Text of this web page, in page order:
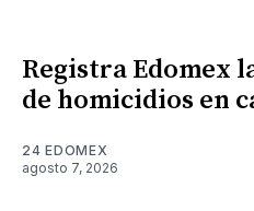
Registra Edomex
de homicidios en
24 EDOMEX
agosto 7, 2026